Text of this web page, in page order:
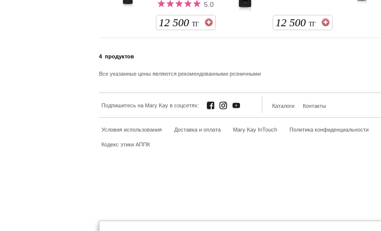
5.0
12 500 ТГ 12 500 ТГ
4продуктов
Все указанные цены являются рекомендованными розничными
Подпишитесь на Mary Kay в соцсетях: Каталоги Контакты
Условия использования Доставка и оплата Mary Kay InTouch Политика конфиденциальности
Кодекс этики АППК